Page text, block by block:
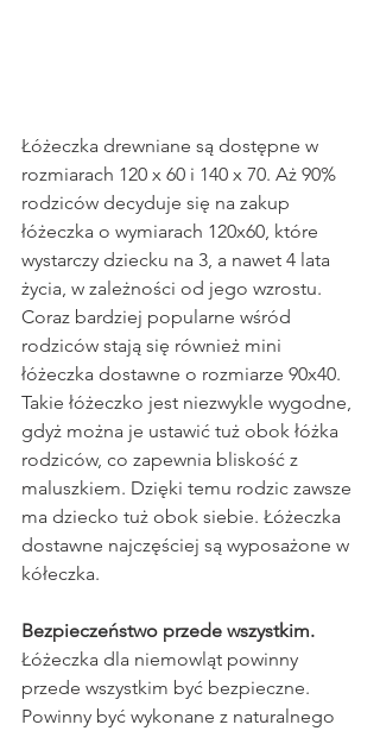
Łóżeczka drewniane są dostępne w
rozmiarach 120 x 60 i 140 x 70. Aż 90%
rodziców decyduje się na zakup
łóżeczka o wymiarach 120x60, które
wystarczy dziecku na 3, a nawet 4 lata
życia, w zależności od jego wzrostu.
Coraz bardziej popularne wśród
rodziców stają się również mini
łóżeczka dostawne o rozmiarze 90x40.
Takie łóżeczko jest niezwykle wygodne,
gdyż można je ustawić tuż obok łóżka
rodziców, co zapewnia bliskość z
maluszkiem. Dzięki temu rodzic zawsze
ma dziecko tuż obok siebie. Łóżeczka
dostawne najczęściej są wyposażone w
kółeczka.
Bezpieczeństwo przede wszystkim.
Łóżeczka dla niemowląt powinny
przede wszystkim być bezpieczne.
Powinny być wykonane z naturalnego